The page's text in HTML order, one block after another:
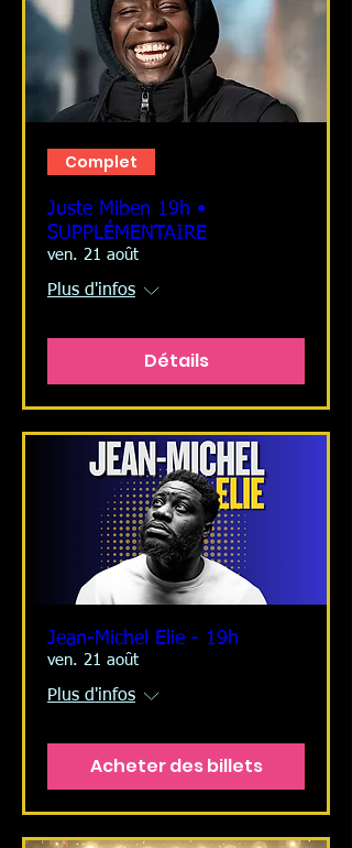
Complet
Juste Miben 19h •
SUPPLÉMENTAIRE
ven. 21 août
Plus d'infos
Détails
Jean-Michel Elie - 19h
ven. 21 août
Plus d'infos
Acheter des billets